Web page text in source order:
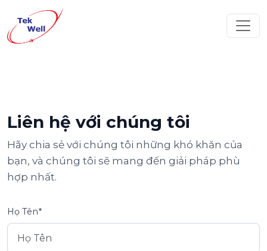
Liên hệ với chúng tôi
Hãy chia sẻ với chúng tôi những khó khăn của
bạn, và chúng tôi sẽ mang đến giải pháp phù
hợp nhất.
Họ Tên*